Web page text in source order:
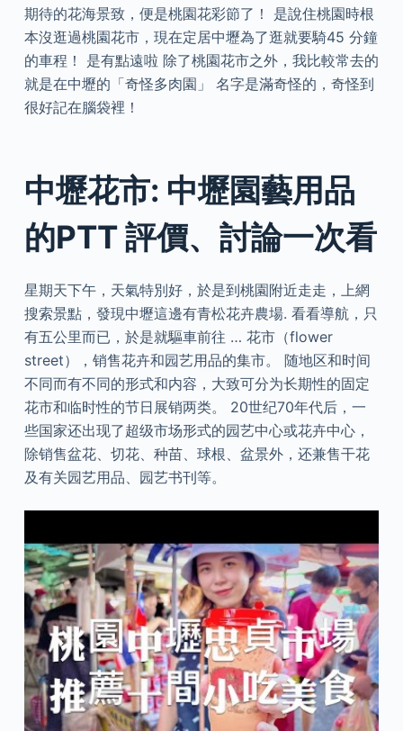
期待的花海景致，便是桃園花彩節了！ 是說住桃園時根
本沒逛過桃園花市，現在定居中壢為了逛就要騎45 分鐘
的車程！ 是有點遠啦 除了桃園花市之外，我比較常去的
就是在中壢的「奇怪多肉園」 名字是滿奇怪的，奇怪到
很好記在腦袋裡！
中壢花市: 中壢園藝用品
的PTT 評價、討論一次看
星期天下午，天氣特別好，於是到桃園附近走走，上網
搜索景點，發現中壢這邊有青松花卉農場. 看看導航，只
有五公里而已，於是就驅車前往 … 花市（flower
street），销售花卉和园艺用品的集市。 随地区和时间
不同而有不同的形式和内容，大致可分为长期性的固定
花市和临时性的节日展销两类。 20世纪70年代后，一
些国家还出现了超级市场形式的园艺中心或花卉中心，
除销售盆花、切花、种苗、球根、盆景外，还兼售干花
及有关园艺用品、园艺书刊等。